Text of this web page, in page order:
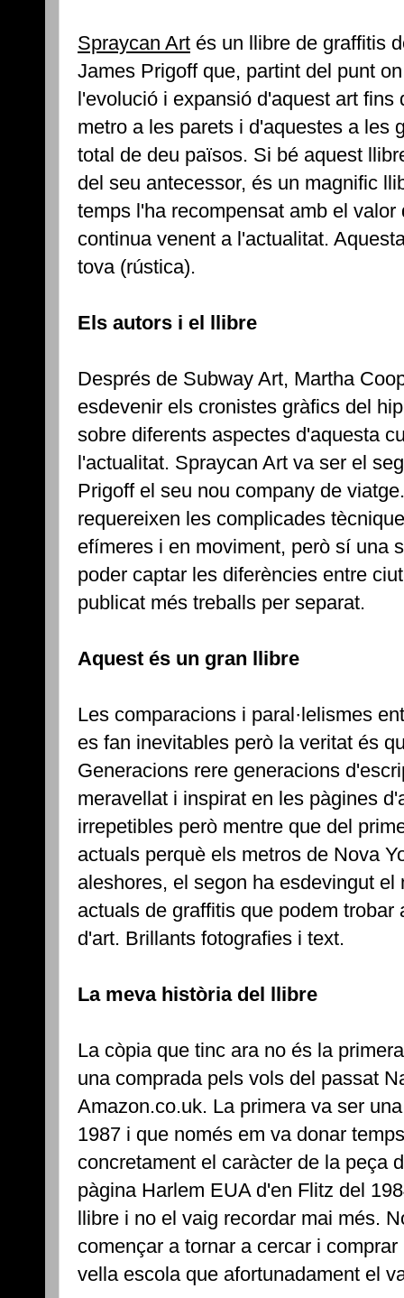
Spraycan Art és un llibre de graffitis
James Prigoff que, partint del punt
l'evolució i expansió d'aquest art
metro a les parets i d'aquestes a les
total de deu països. Si bé aquest
del seu antecessor, és un magnific
temps l'ha recompensat amb el
continua venent a l'actualitat.
tova (rústica).
Els autors i el llibre
Després de Subway Art, Martha
esdevenir els cronistes gràfics del
sobre diferents aspectes d'aquesta
l'actualitat. Spraycan Art va ser el
Prigoff el seu nou company de
requereixen les complicades
efímeres i en moviment, però sí una
poder captar les diferències entre
publicat més treballs per separat.
Aquest és un gran llibre
Les comparacions i paral·lelismes
es fan inevitables però la veritat és
Generacions rere generacions
meravellat i inspirat en les pàgines
irrepetibles però mentre que del
actuals perquè els metros de Nova
aleshores, el segon ha esdevingut
actuals de graffitis que podem
d'art. Brillants fotografies i text.
La meva història del llibre
La còpia que tinc ara no és la
una comprada pels vols del passat
Amazon.co.uk. La primera va ser
1987 i que només em va donar
concretament el caràcter de la peça
pàgina Harlem EUA d'en Flitz del
llibre i no el vaig recordar mai més.
començar a tornar a cercar i
vella escola que afortunadament el